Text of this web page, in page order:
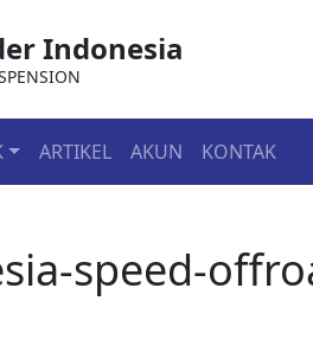
Indonesia
ARTIKEL AKUN KONTAK
speed-